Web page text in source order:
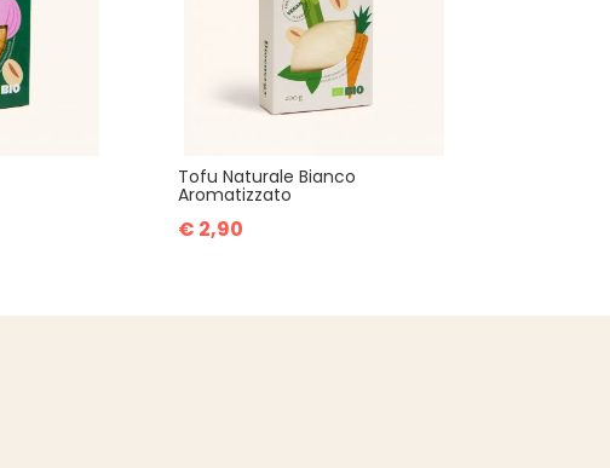
Tofu Naturale Bianco
Aromatizzato
€ 2,90